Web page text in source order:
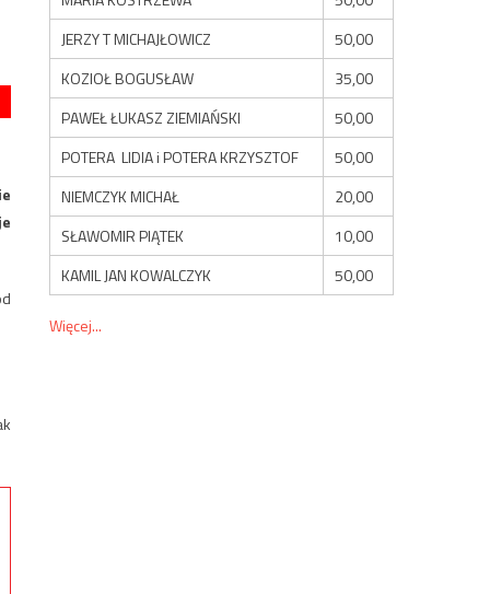
JERZY T MICHAJŁOWICZ
50,00
KOZIOŁ BOGUSŁAW
35,00
PAWEŁ ŁUKASZ ZIEMIAŃSKI
50,00
POTERA LIDIA i POTERA KRZYSZTOF
50,00
NIEMCZYK MICHAŁ
20,00
SŁAWOMIR PIĄTEK
10,00
KAMIL JAN KOWALCZYK
50,00
Więcej...